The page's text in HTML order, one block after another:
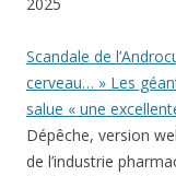
Scandale de
cerveau… » Les
salue « une
Dépêche, version
de l’industrie